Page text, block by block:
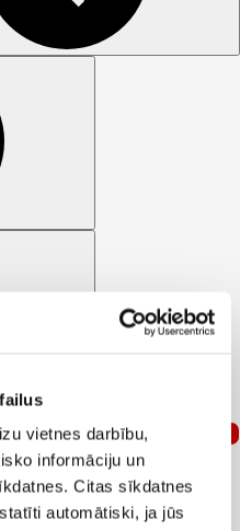
vietnes darbību,
informāciju un
Citas sīkdatnes
automātiski, ja jūs